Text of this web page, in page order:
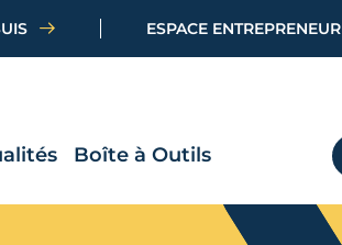
ESPACE ENTREPRENEUR
Boîte à Outils